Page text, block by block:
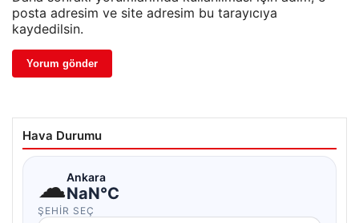
posta adresim ve site adresim bu tarayıcıya
kaydedilsin.
Hava Durumu
☁Ankara
NaN°C
ŞEHIR SEÇ